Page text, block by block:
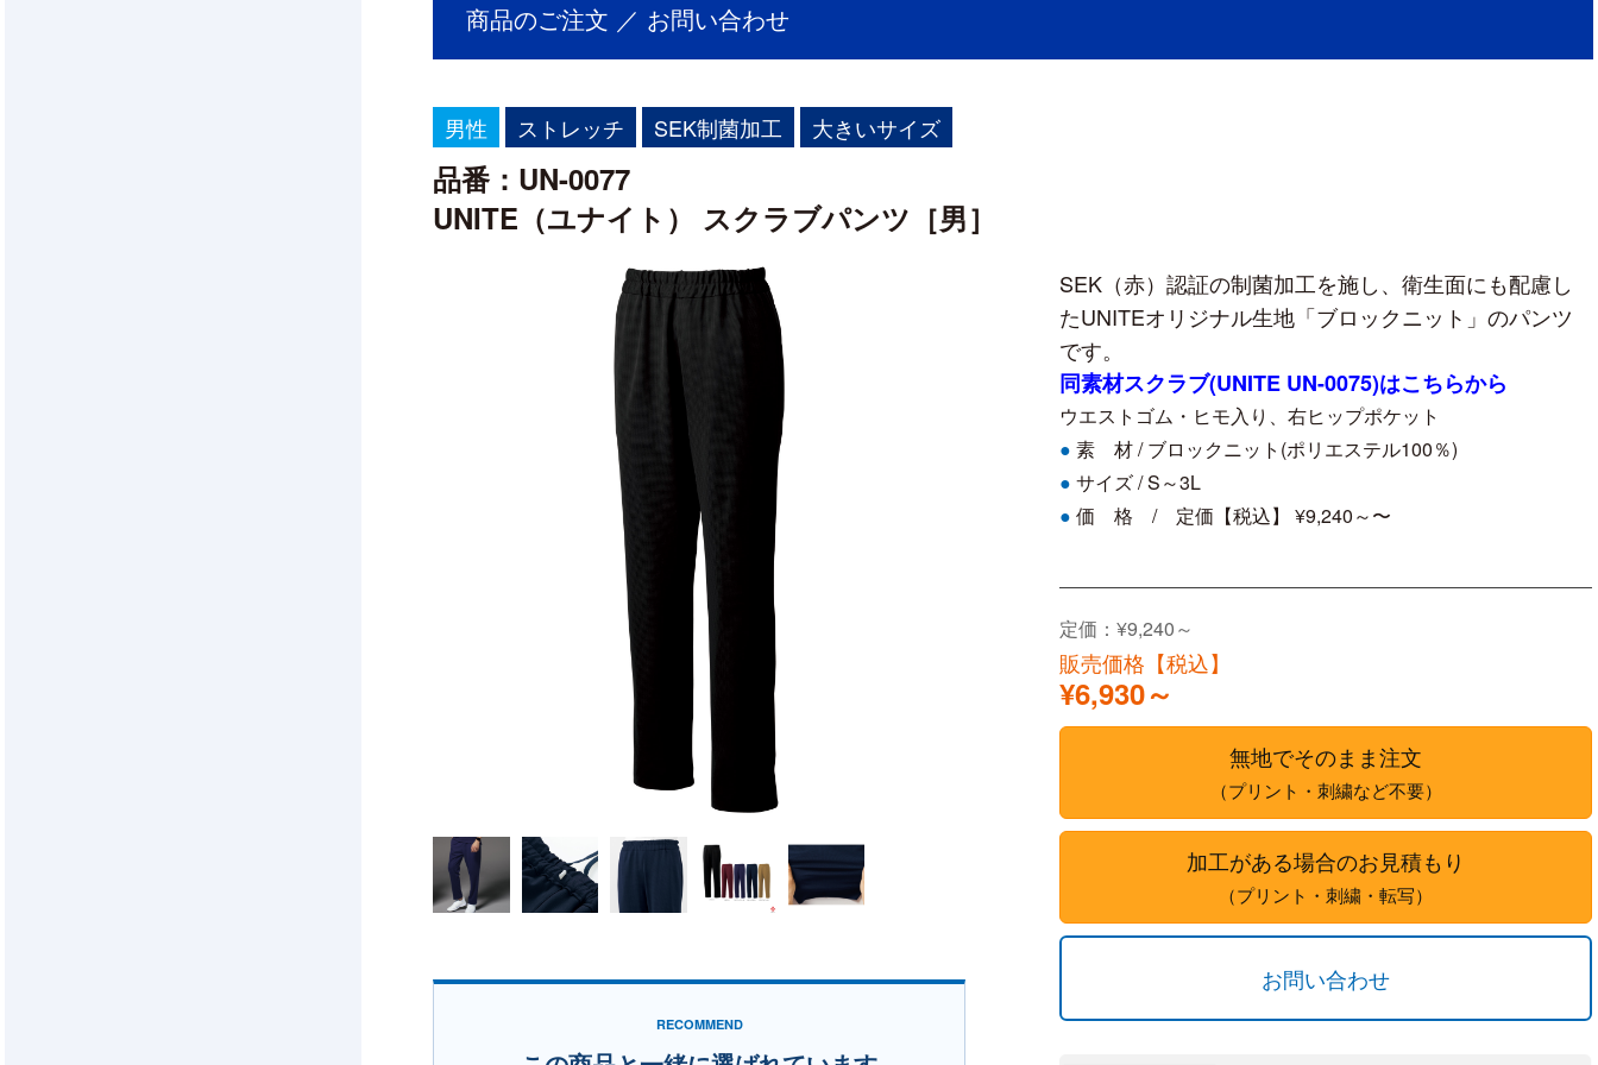
商品のご注文 ／ お問い合わせ
男性 ストレッチ SEK制菌加工 大きいサイズ
品番：UN-0077
UNITE（ユナイト） スクラブパンツ［男］
RECOMMEND
SEK（赤）認証の制菌加工を施し、衛生面にも配慮し
たUNITEオリジナル生地「ブロックニット」のパンツ
です。
同素材スクラブ(UNITE UN-0075)はこちらから
ウエストゴム・ヒモ入り、右ヒップポケット
● 素 材 /ブロックニット(ポリエステル100％)
● サイズ /S～3L
● 価 格 / 定価【税込】 ¥9,240～〜
定価：¥9,240～
販売価格【税込】
¥6,930～
無地でそのまま注文
（プリント・刺繍など不要）
加工がある場合のお見積もり
（プリント・刺繍・転写）
お問い合わせ